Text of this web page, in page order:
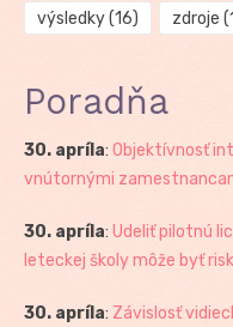
výsledky(16) zdroje
Poradňa
30. apríla: Objektívnosť
vnútornými
30. apríla: Udeliť pilotnú
leteckej školy môže byť
30. apríla: Závislosť